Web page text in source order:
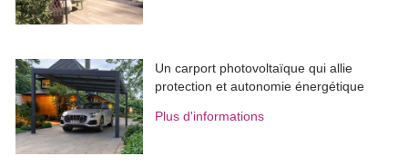
Un carport photovoltaïque qui allie
protection et autonomie énergétique
Plus d'informations